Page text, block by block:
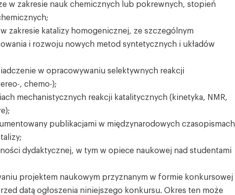
w zakresie nauk chemicznych lub pokrewnych, stopień
zakresie katalizy homogenicznej, ze szczególnym
i rozwoju nowych metod syntetycznych i układów
w opracowywaniu selektywnych reakcji
, chemo-);
mechanistycznych reakcji katalitycznych (kinetyka, NMR,
publikacjami w międzynarodowych czasopismach
dydaktycznej, w tym w opiece naukowej nad studentami
projektem naukowym przyznanym w formie konkursowej
datą ogłoszenia niniejszego konkursu. Okres ten może